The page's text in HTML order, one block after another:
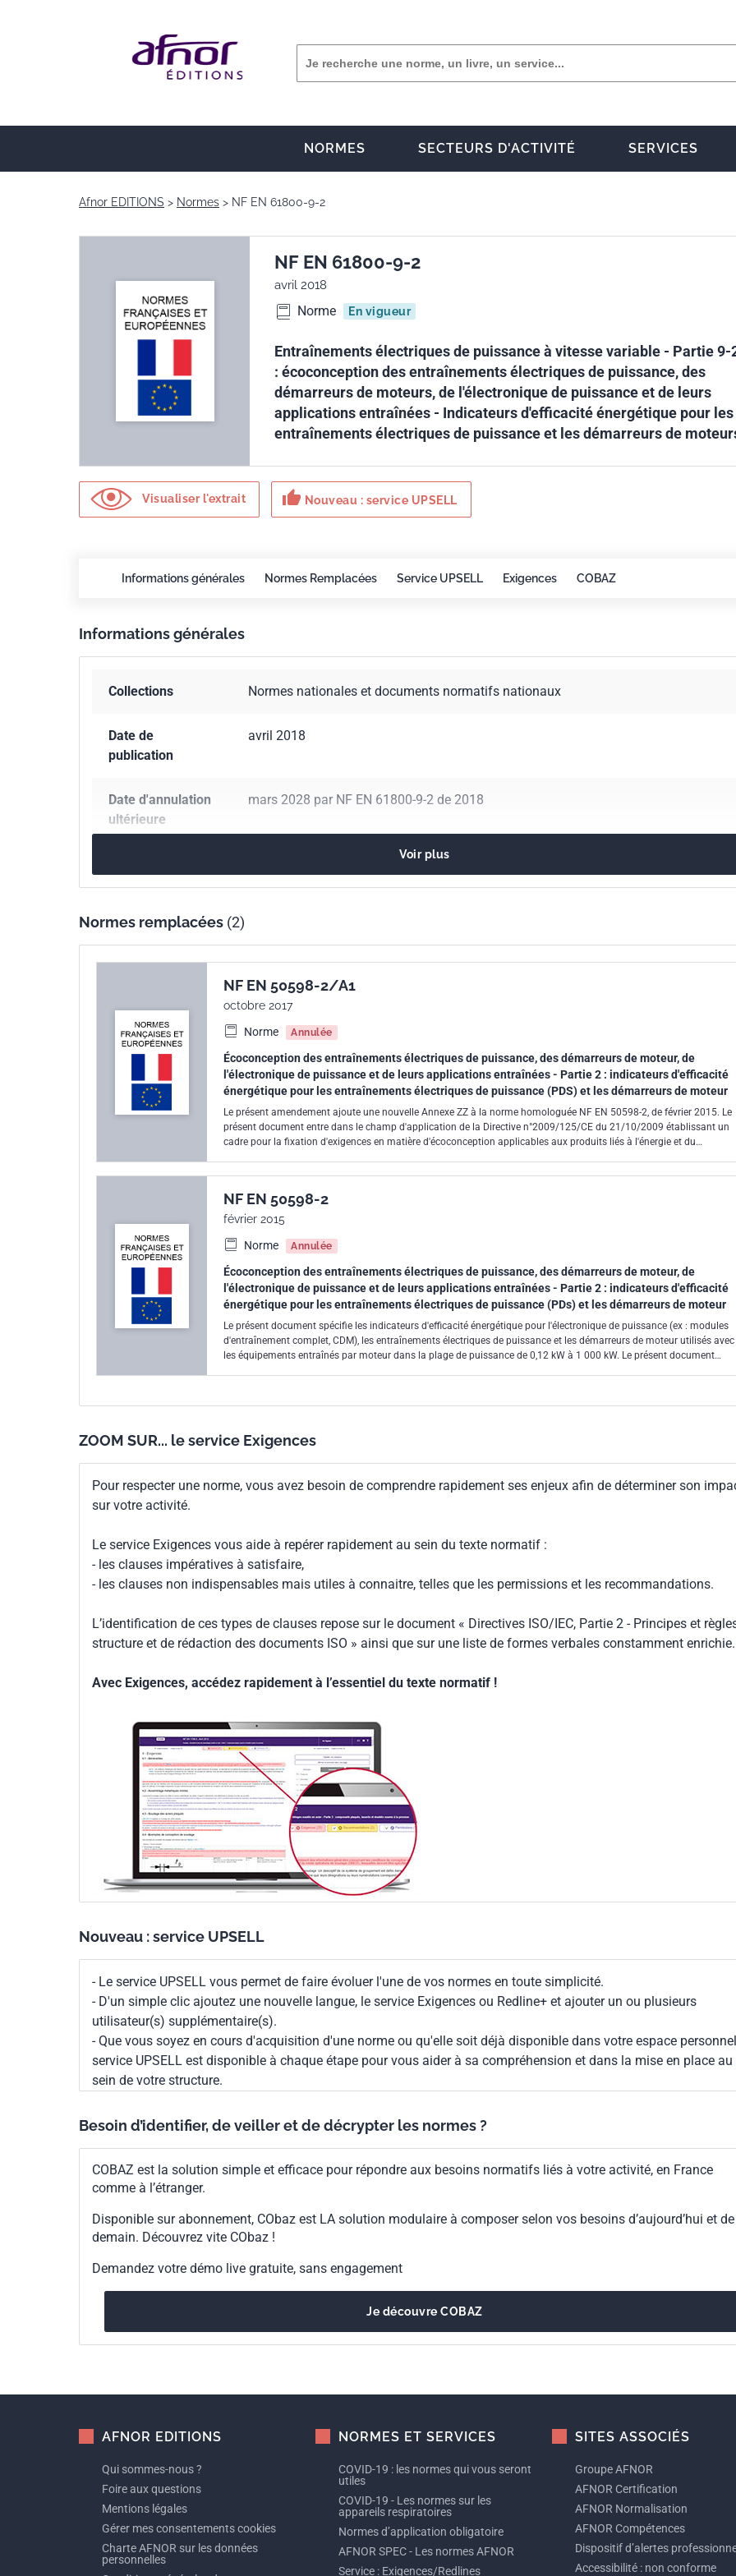
NORMES SECTEURS D'ACTIVITÉ SERVICES
Afnor EDITIONS Normes NF EN 61800-9-2
NF EN 61800-9-2
avril 2018
Norme En vigueur
Entraînements électriques de puissance à vitesse variable - Partie 9-
: écoconception des entraînements électriques de puissance, des
démarreurs de moteurs, de l'électronique de puissance et de leurs
applications entraînées - Indicateurs d'efficacité énergétique pour les
entraînements électriques de puissance et les démarreurs de
Visualiser l'extrait thumb_up Nouveau : service UPSELL
Informations générales Normes Remplacées Service UPSELL Exigences COBAZ
Informations générales
Collections Normes nationales et documents normatifs nationaux
Date de
publication
avril 2018
Date d'annulation
ultérieure
mars 2028 par NF EN 61800-9-2 de 2018
européenne
EN 61800-9-2:2017
Voir plus
Normes remplacées (2)
NF EN 50598-2/A1
octobre 2017
Norme
Annulée
Écoconception des entraînements électriques de puissance, des démarreurs de moteur, de
l'électronique de puissance et de leurs applications entraînées - Partie 2 : indicateurs d'efficacité
énergétique pour les entraînements électriques de puissance (PDS) et les démarreurs de moteur
Le présent amendement ajoute une nouvelle Annexe ZZ à la norme homologuée NF EN 50598-2, de février 2015. Le
présent document entre dans le champ d'application de la Directive n°2009/125/CE du 21/10/2009 établissant un
cadre pour la fixation d'exigences en matière d'écoconception applicables aux produits liés à l'énergie et du
NF EN 50598-2
février 2015
Norme
Annulée
Écoconception des entraînements électriques de puissance, des démarreurs de moteur, de
l'électronique de puissance et de leurs applications entraînées - Partie 2 : indicateurs d'efficacité
énergétique pour les entraînements électriques de puissance (PDs) et les démarreurs de moteur
Le présent document spécifie les indicateurs d'efficacité énergétique pour l'électronique de puissance (ex : modules
d'entraînement complet, CDM), les entraînements électriques de puissance et les démarreurs de moteur utilisés avec
les équipements entraînés par moteur dans la plage de puissance de 0,12 kW à 1 000 kW. Le présent document
ZOOM SUR... le service Exigences
Pour respecter une norme, vous avez besoin de comprendre rapidement ses enjeux afin de déterminer son
sur votre activité.
Le service Exigences vous aide à repérer rapidement au sein du texte normatif :
- les clauses impératives à satisfaire,
- les clauses non indispensables mais utiles à connaitre, telles que les permissions et les recommandations.
L’identification de ces types de clauses repose sur le document « Directives ISO/IEC, Partie 2 - Principes et
structure et de rédaction des documents ISO » ainsi que sur une liste de formes verbales constamment enrichie.
Avec Exigences, accédez rapidement à l’essentiel du texte normatif !
Nouveau : service UPSELL
- Le service UPSELL vous permet de faire évoluer l'une de vos normes en toute simplicité.
- D'un simple clic ajoutez une nouvelle langue, le service Exigences ou Redline+ et ajouter un ou plusieurs
utilisateur(s) supplémentaire(s).
- Que vous soyez en cours d'acquisition d'une norme ou qu'elle soit déjà disponible dans votre espace
service UPSELL est disponible à chaque étape pour vous aider à sa compréhension et dans la mise en place au
sein de votre structure.
Besoin d’identifier, de veiller et de décrypter les normes ?
COBAZ est la solution simple et efficace pour répondre aux besoins normatifs liés à votre activité, en France
comme à l’étranger.
Disponible sur abonnement, CObaz est LA solution modulaire à composer selon vos besoins d’aujourd’hui et de
demain. Découvrez vite CObaz !
Demandez votre démo live gratuite, sans engagement
Je découvre COBAZ
AFNOR EDITIONS
Qui sommes-nous ?
Foire aux questions
Mentions légales
Gérer mes consentements cookies
Charte AFNOR sur les données
personnelles
NORMES ET SERVICES
COVID-19 : les normes qui vous seront
utiles
COVID-19 - Les normes sur les
appareils respiratoires
Normes d’application obligatoire
AFNOR SPEC - Les normes AFNOR
Service : Exigences/Redlines
SITES ASSOCIÉS
Groupe AFNOR
AFNOR Certification
AFNOR Normalisation
AFNOR Compétences
Dispositif d’alertes
Accessibilité : non conforme